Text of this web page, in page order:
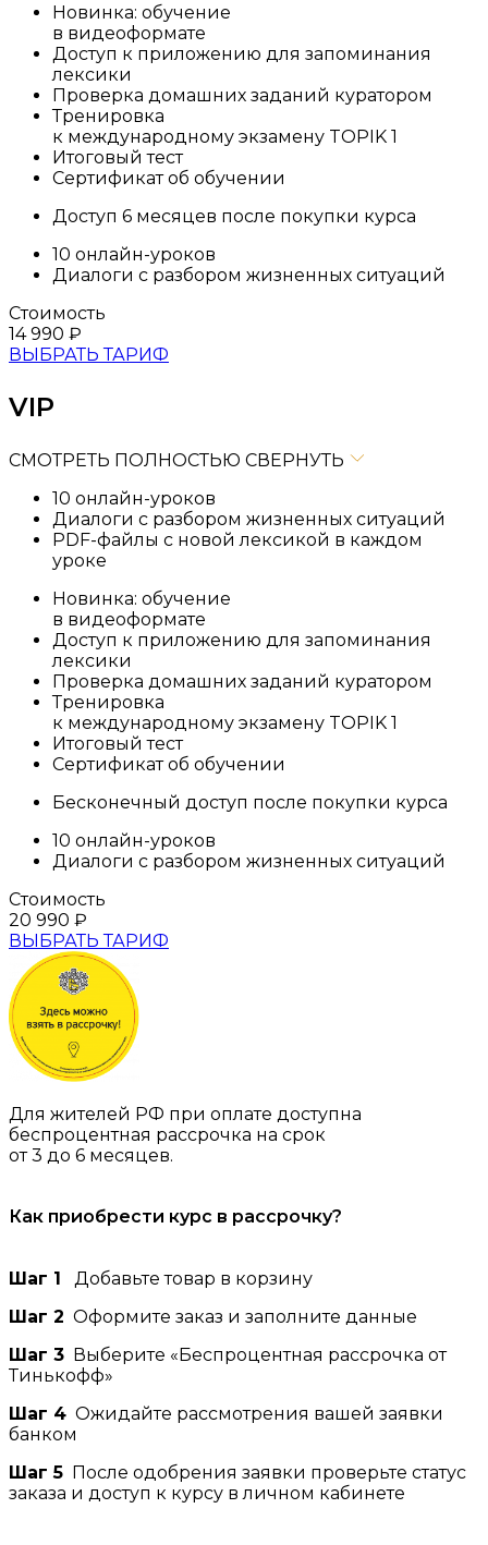
Новинка: обучение
в видеоформате
Доступ к приложению для запоминания
лексики
Проверка домашних заданий куратором
Тренировка
к международному экзамену TOPIK 1
Итоговый тест
Сертификат об обучении
Доступ 6 месяцев после покупки курса
10 онлайн-уроков
Диалоги с разбором жизненных ситуаций
Стоимость
14 990 ₽
ВЫБРАТЬ ТАРИФ
VIP
СМОТРЕТЬ ПОЛНОСТЬЮ СВЕРНУТЬ
10 онлайн-уроков
Диалоги с разбором жизненных ситуаций
PDF-файлы с новой лексикой в каждом
уроке
Новинка: обучение
в видеоформате
Доступ к приложению для запоминания
лексики
Проверка домашних заданий куратором
Тренировка
к международному экзамену TOPIK 1
Итоговый тест
Сертификат об обучении
Бесконечный доступ после покупки курса
10 онлайн-уроков
Диалоги с разбором жизненных ситуаций
Стоимость
20 990 ₽
ВЫБРАТЬ ТАРИФ
Для жителей РФ при оплате доступна
беспроцентная рассрочка на срок
от 3 до 6 месяцев.
Как приобрести курс в рассрочку?
Шаг 1 Добавьте товар в корзину
Шаг 2 Оформите заказ и заполните данные
Шаг 3 Выберите «Беспроцентная рассрочка от
Тинькофф»
Шаг 4 Ожидайте рассмотрения вашей заявки
банком
Шаг 5 После одобрения заявки проверьте статус
заказа и доступ к курсу в личном кабинете